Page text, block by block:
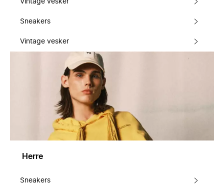
Sneakers
Vintage vesker
Herre
Sneakers